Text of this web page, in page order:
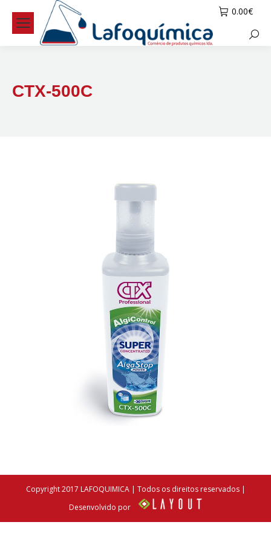
0.00€
CTX-500C
Copyright 2017 LAFOQUIMICA | Todos os direitos reservados |
Desenvolvido por